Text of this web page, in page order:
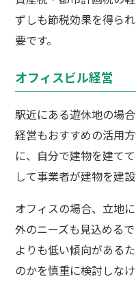
ずしも節税効果を得ら
要です。
オフィスビル経営
駅近にある遊休地の場
経営もおすすめの活用
に、自分で建物を建て
して事業者が建物を建
オフィスの場合、立地
外のニーズも見込める
よりも低い傾向がある
のかを慎重に検討しな